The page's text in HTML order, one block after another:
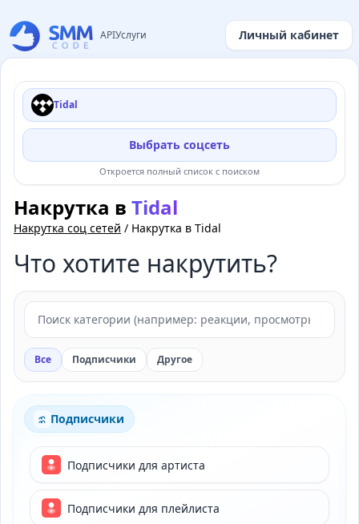
APIУслуги Личный кабинет
Tidal
Выбрать соцсеть
Откроется полный список с поиском
Накрутка в Tidal
Накрутка соц сетей / Накрутка в Tidal
Что хотите накрутить?
Все Подписчики Другое
Подписчики
Подписчики для артиста
Подписчики для плейлиста